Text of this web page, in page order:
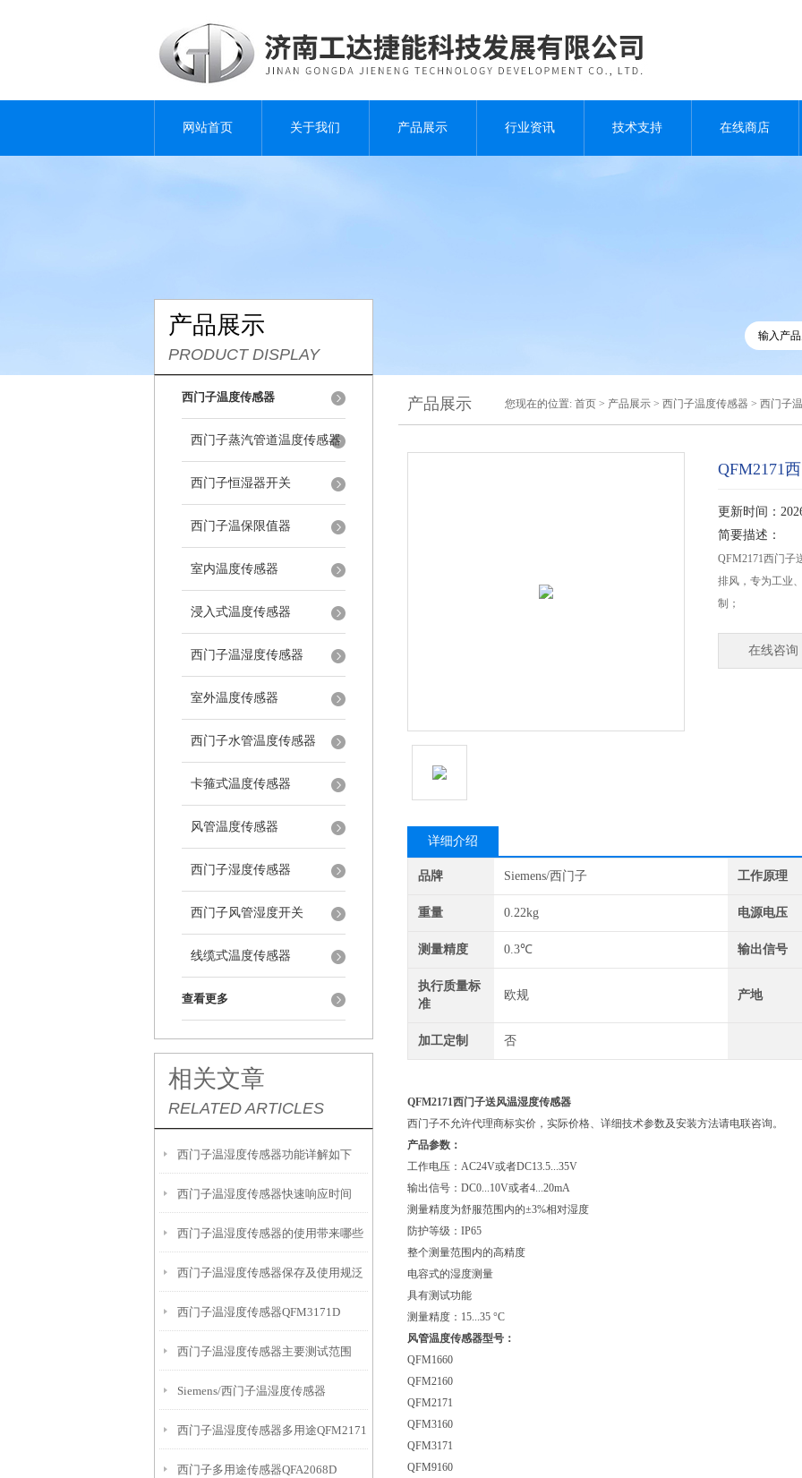
网站首页 关于我们 产品展示 行业资讯 技术支持 在线商店
产品展示
PRODUCT DISPLAY
西门子温度传感器
西门子蒸汽管道温度传感器
西门子恒湿器开关
西门子温保限值器
室内温度传感器
浸入式温度传感器
西门子温湿度传感器
室外温度传感器
西门子水管温度传感器
卡箍式温度传感器
风管温度传感器
西门子湿度传感器
西门子风管湿度开关
线缆式温度传感器
查看更多
相关文章
RELATED ARTICLES
西门子温湿度传感器功能详解如下
西门子温湿度传感器快速响应时间
西门子温湿度传感器的使用带来哪些
益处
西门子温湿度传感器保存及使用规泛
西门子温湿度传感器QFM3171D
西门子温湿度传感器主要测试范围
Siemens/西门子温湿度传感器
QFM3160
西门子温湿度传感器多用途QFM2171
西门子多用途传感器QFA2068D
产品展示 您现在的位置: 首页 > 产品展示 > 西门子温度传感器 > 西门子
QFM2171
更新时间：
简要描述：
QFM2171西门子
排风，专为工业
制；
在线咨询
详细介绍
品牌 Siemens/西门子 工作原理
重量 0.22kg 电源电压
测量精度 0.3℃ 输出信号
执行质量标
准
欧规 产地
加工定制 否
QFM2171西门子送风温湿度传感器
西门子不允许代理商标实价，实际价格、详细技术参数及安装方法请电联咨询。
产品参数：
工作电压：AC24V或者DC13.5...35V
输出信号：DC0...10V或者4...20mA
测量精度为舒服范围内的±3%相对湿度
防护等级：IP65
整个测量范围内的高精度
电容式的湿度测量
具有测试功能
测量精度：15...35 °C
风管温度传感器型号：
QFM1660
QFM2160
QFM2171
QFM3160
QFM3171
QFM9160